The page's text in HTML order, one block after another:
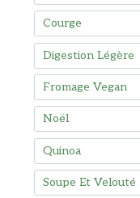
Courge
Digestion Légère
Fromage Vegan
Noël
Quinoa
Soupe Et Velouté